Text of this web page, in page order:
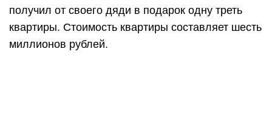
получил от своего дяди в подарок одну треть
квартиры. Стоимость квартиры составляет шесть
миллионов рублей.